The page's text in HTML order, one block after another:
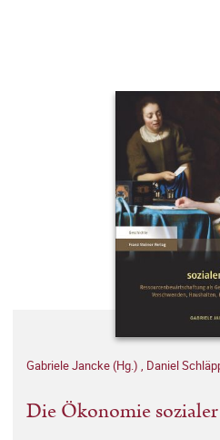
Gabriele Jancke (Hg.) , Daniel
Die Ökonomie